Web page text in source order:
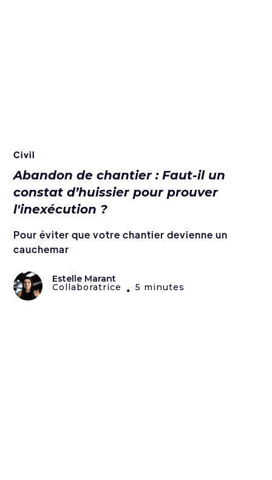
Civil
Abandon de chantier : Faut-il un
constat d’huissier pour prouver
l'inexécution ?
Pour éviter que votre chantier devienne un
cauchemar
Estelle Marant
Collaboratrice • 5 minutes